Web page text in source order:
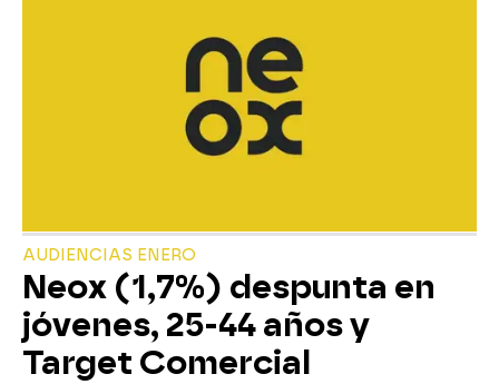
AUDIENCIAS ENERO
Neox (1,7%) despunta en
jóvenes, 25-44 años y
Target Comercial